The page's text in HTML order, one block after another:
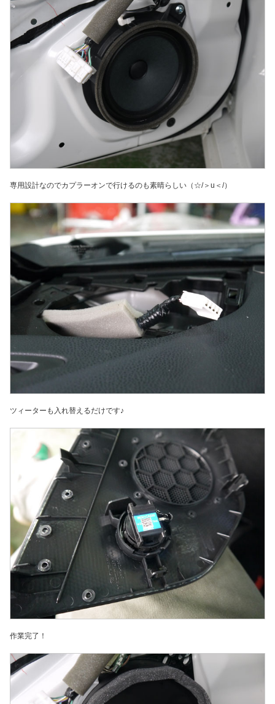
専用設計なのでカプラーオンで行けるのも素晴らしい（☆/＞u＜/）
ツィーターも入れ替えるだけです♪
作業完了！